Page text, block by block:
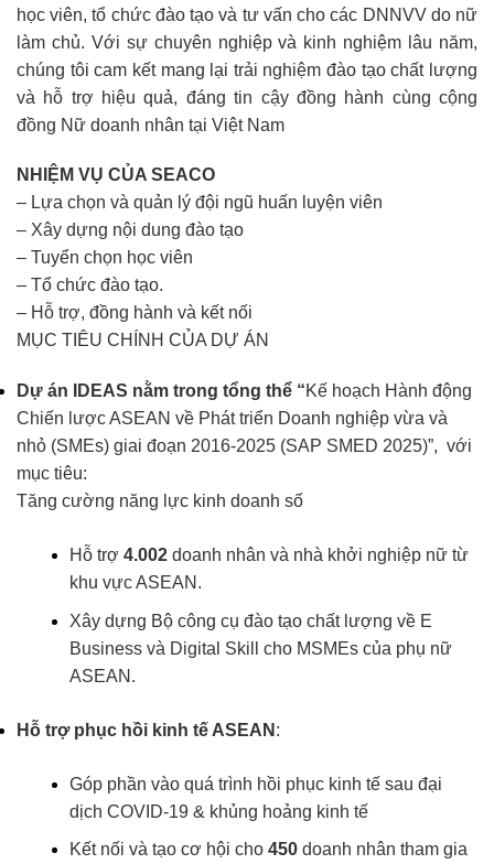
học viên, tổ chức đào tạo và tư vấn cho các DNNVV do nữ
làm chủ. Với sự chuyên nghiệp và kinh nghiệm lâu năm,
chúng tôi cam kết mang lại trải nghiệm đào tạo chất lượng
và hỗ trợ hiệu quả, đáng tin cậy đồng hành cùng cộng
đồng Nữ doanh nhân tại Việt Nam
NHIỆM VỤ CỦA SEACO
– Lựa chọn và quản lý đội ngũ huấn luyện viên
– Xây dựng nội dung đào tạo
– Tuyển chọn học viên
– Tổ chức đào tạo.
– Hỗ trợ, đồng hành và kết nối
MỤC TIÊU CHÍNH CỦA DỰ ÁN
Dự án IDEAS nằm trong tổng thể “Kế hoạch Hành động
Chiến lược ASEAN về Phát triển Doanh nghiệp vừa và
nhỏ (SMEs) giai đoạn 2016-2025 (SAP SMED 2025)”, với
mục tiêu:
Tăng cường năng lực kinh doanh số
Hỗ trợ 4.002 doanh nhân và nhà khởi nghiệp nữ từ
khu vực ASEAN.
Xây dựng Bộ công cụ đào tạo chất lượng về E
Business và Digital Skill cho MSMEs của phụ nữ
ASEAN.
Hỗ trợ phục hồi kinh tế ASEAN :
Góp phần vào quá trình hồi phục kinh tế sau đại
dịch COVID-19 & khủng hoảng kinh tế
Kết nối và tạo cơ hội cho 450 doanh nhân tham gia